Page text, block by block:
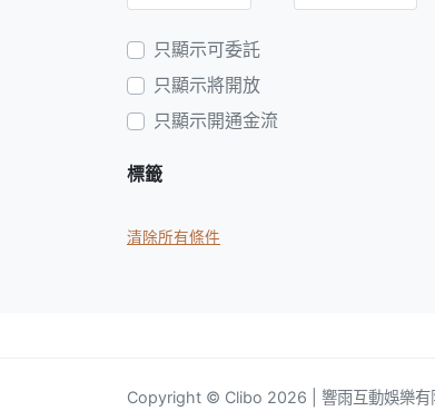
只顯示可委託
只顯示將開放
只顯示開通金流
標籤
清除所有條件
Copyright © Clibo 2026 | 響雨互動娛樂有